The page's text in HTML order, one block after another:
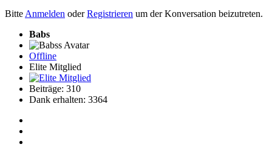
Bitte Anmelden oderRegistrieren um der Konversation beizutreten.
Babs
Offline
Elite Mitglied
Beiträge: 310
Dank erhalten: 3364